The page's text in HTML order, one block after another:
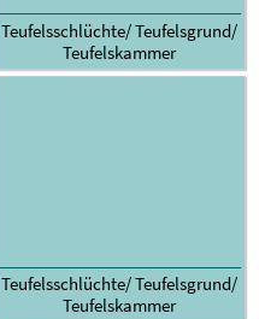
Teufelsschlüchte/ Teufelsgrund/
Teufelskammer
Teufelsschlüchte/ Teufelsgrund/
Teufelskammer